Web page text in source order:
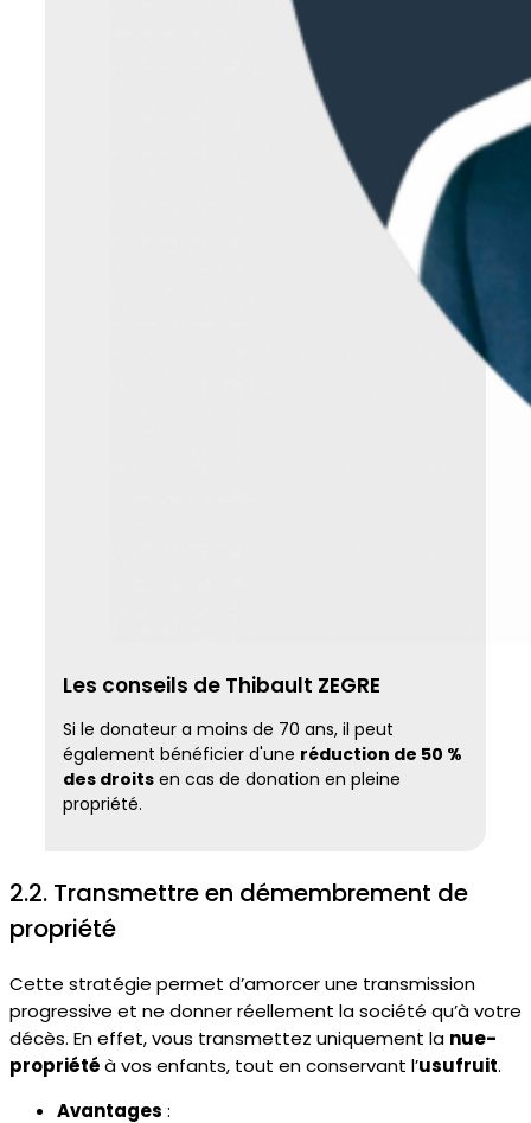
Les conseils de Thibault ZEGRE
Si le donateur a moins de 70 ans, il peut
également bénéficier d'une réduction de 50 %
des droits en cas de donation en pleine
propriété.
2.2. Transmettre en démembrement de
propriété
Cette stratégie permet d’amorcer une transmission
progressive et ne donner réellement la société qu’à votre
décès. En effet, vous transmettez uniquement la nue-
propriétéà vos enfants, tout en conservant l’usufruit.
Avantages :